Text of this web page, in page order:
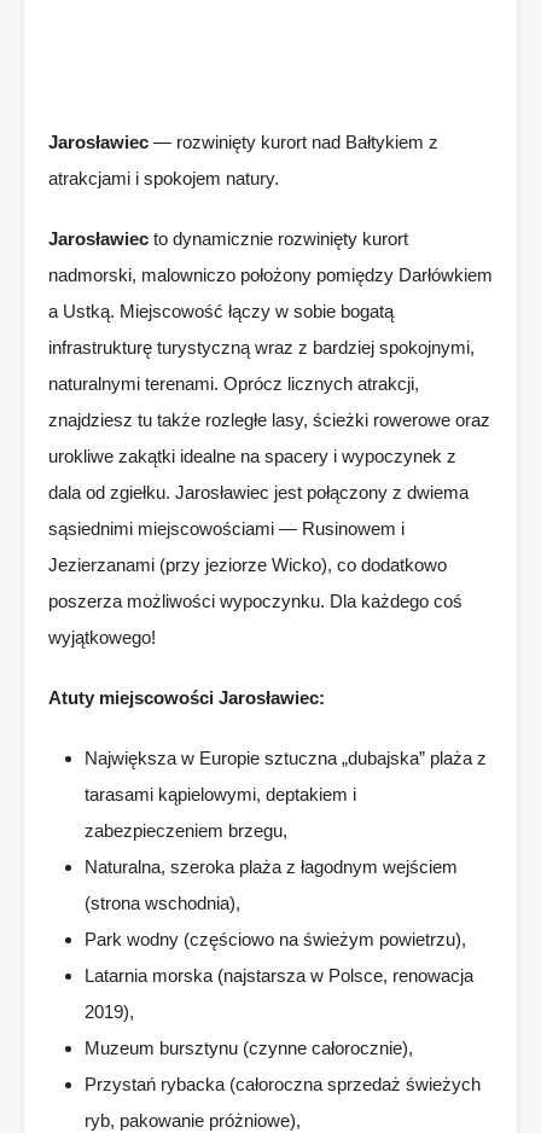
Jarosławiec — rozwinięty kurort nad Bałtykiem z
atrakcjami i spokojem natury.
Jarosławiec to dynamicznie rozwinięty kurort
nadmorski, malowniczo położony pomiędzy Darłówkiem
a Ustką. Miejscowość łączy w sobie bogatą
infrastrukturę turystyczną wraz z bardziej spokojnymi,
naturalnymi terenami. Oprócz licznych atrakcji,
znajdziesz tu także rozległe lasy, ścieżki rowerowe oraz
urokliwe zakątki idealne na spacery i wypoczynek z
dala od zgiełku. Jarosławiec jest połączony z dwiema
sąsiednimi miejscowościami — Rusinowem i
Jezierzanami (przy jeziorze Wicko), co dodatkowo
poszerza możliwości wypoczynku. Dla każdego coś
wyjątkowego!
Atuty miejscowości Jarosławiec:
Największa w Europie sztuczna „dubajska” plaża z
tarasami kąpielowymi, deptakiem i
zabezpieczeniem brzegu,
Naturalna, szeroka plaża z łagodnym wejściem
(strona wschodnia),
Park wodny (częściowo na świeżym powietrzu),
Latarnia morska (najstarsza w Polsce, renowacja
2019),
Muzeum bursztynu (czynne całorocznie),
Przystań rybacka (całoroczna sprzedaż świeżych
ryb, pakowanie próżniowe),